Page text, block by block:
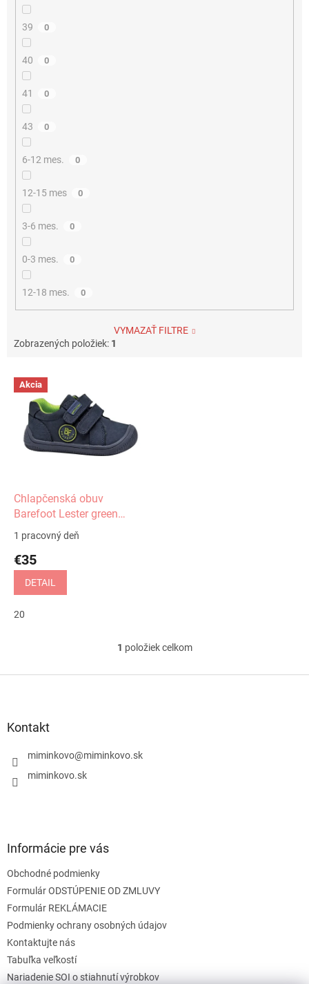
39 0
40 0
41 0
43 0
6-12 mes. 0
12-15 mes 0
3-6 mes. 0
0-3 mes. 0
12-18 mes. 0
VYMAZAŤ FILTRE
Zobrazených položiek: 1
V Akcia
Chlapčenská obuv
Barefoot Lester green
Protetika
1 pracovný deň
€35
DETAIL
20
O
l
s
1 položiek celkom
Kontakt
miminkovo@miminkovo.sk
miminkovo.sk
Informácie pre vás
Obchodné podmienky
Formulár ODSTÚPENIE OD ZMLUVY
Formulár REKLÁMACIE
Podmienky ochrany osobných údajov
Kontaktujte nás
Tabuľka veľkostí
Nariadenie SOI o stiahnutí výrobkov